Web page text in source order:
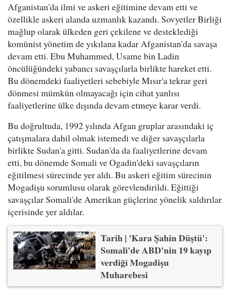
Afganistan'da ilmi ve askeri eğitimine devam etti ve
özellikle askeri alanda uzmanlık kazandı. Sovyetler Birliği
mağlup olarak ülkeden geri çekilene ve desteklediği
komünist yönetim de yıkılana kadar Afganistan'da savaşa
devam etti. Ebu Muhammed, Usame bin Ladin
öncülüğündeki yabancı savaşçılarla birlikte hareket etti.
Bu dönemdeki faaliyetleri sebebiyle Mısır'a tekrar geri
dönmesi mümkün olmayacağı için cihat yanlısı
faaliyetlerine ülke dışında devam etmeye karar verdi.
Bu doğrultuda, 1992 yılında Afgan gruplar arasındaki iç
çatışmalara dahil olmak istemedi ve diğer savaşçılarla
birlikte Sudan'a gitti. Sudan'da da faaliyetlerine devam
etti, bu dönemde Somali ve Ogadin'deki savaşçıların
eğitilmesi sürecinde yer aldı. Bu askeri eğitim sürecinin
Mogadişu sorumlusu olarak görevlendirildi. Eğittiği
savaşçılar Somali'de Amerikan güçlerine yönelik saldırılar
içerisinde yer aldılar.
Tarih | 'Kara Şahin Düştü':
Somali'de ABD'nin 19 kayıp
verdiği Mogadişu
Muharebesi